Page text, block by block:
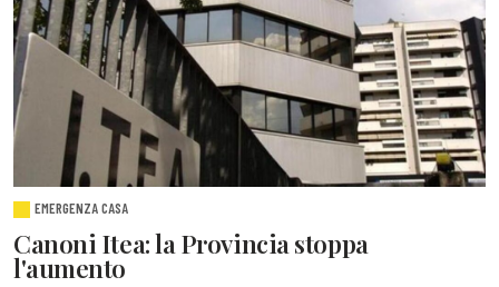
EMERGENZA CASA
Canoni Itea: la Provincia stoppa
l'aumento